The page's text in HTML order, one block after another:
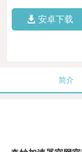
安卓下载
简介